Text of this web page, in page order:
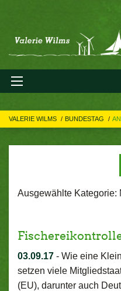
VALERIE WILMS BUNDESTAG
Ausgewählte Kategorie:
03.09.17 - Wie eine
setzen viele
(EU), darunter auch